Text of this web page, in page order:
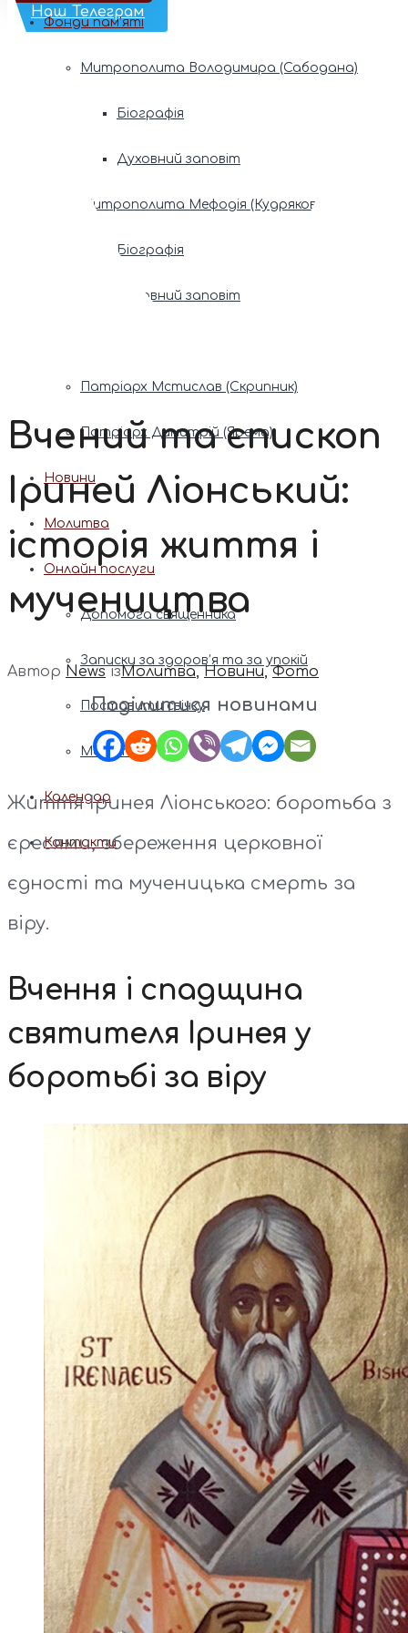
Наш Телеграм
Фонди пам’яті
Митрополита Володимира (Сабодана)
Біографія
Духовний заповіт
Митрополита Мефодія (Кудрякова)
Біографія
Духовний заповіт
Патріарх Мстислав (Скрипник)
Патріарх Димитрій (Ярема)
Новини
Молитва
Онлайн послуги
Допомога священника
Записки за здоров’я та за упокій
Поставити свічку
Молитви
Календар
Контакти
Вчений та єпископ
Іриней Ліонський:
історія життя і
мучеництва
Автор News ізМолитва,Новини,Фото
Поділитися новинами
Життя Іринея Ліонського: боротьба з
єресями, збереження церковної
єдності та мученицька смерть за
віру.
Вчення і спадщина
святителя Іринея у
боротьбі за віру